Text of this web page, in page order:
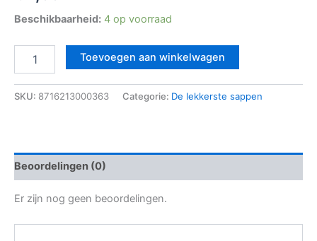
Beschikbaarheid: 4 op voorraad
Toevoegen aan winkelwagen
SKU: 8716213000363 Categorie: De lekkerste sappen
Beoordelingen (0)
Er zijn nog geen beoordelingen.